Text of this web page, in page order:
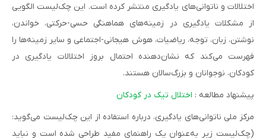
اختلالات و ناتوانی‌های یادگیری منتشر کرده است. این چک‌لیست الگویی
از مشکلات یادگیری در زمینه‌های هماهنگی حسی-حرکتی، خواندن،
نوشتن، زبان، توجه، ریاضیات، هوش هیجانی-اجتماعی و سایر زمینه‌ها را
فهرست می‌کند که نشان‌دهنده احتمال بروز اختلالات یادگیری در
کودکان، نوجوانان و بزرگ‌سالان هستند.
پیشنهاد مطالعه : اختلال تیک در کودکان
مرکز ملی ناتوانی‌های یادگیری، درباره استفاده از این چک‌لیست می‌گوید:
(چک‌لیست زیر به‌عنوان یک راهنمای مفید طراحی شده است و نباید